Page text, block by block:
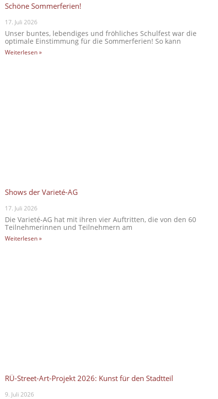
Schöne Sommerferien!
17. Juli 2026
Unser buntes, lebendiges und fröhliches Schulfest war die
optimale Einstimmung für die Sommerferien! So kann
Weiterlesen »
Shows der Varieté-AG
17. Juli 2026
Die Varieté-AG hat mit ihren vier Auftritten, die von den 60
Teilnehmerinnen und Teilnehmern am
Weiterlesen »
RÜ-Street-Art-Projekt 2026: Kunst für den Stadtteil
9. Juli 2026